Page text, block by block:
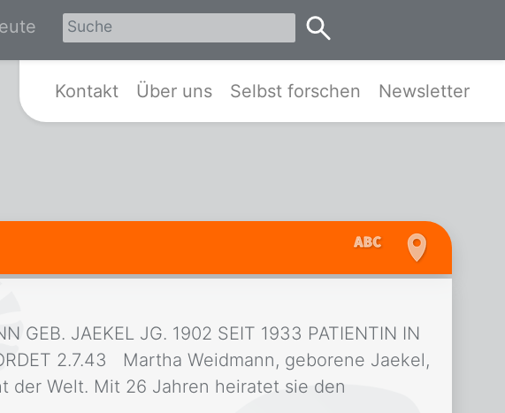
Kreis Pinneberg und Umgebung
Kontakt Über uns Selbst forschen Newsletter
GEB. JAEKEL JG. 1902 SEIT 1933 PATIENTIN IN
2.7.43 Martha Weidmann, geborene Jaekel,
der Welt. Mit 26 Jahren heiratet sie den